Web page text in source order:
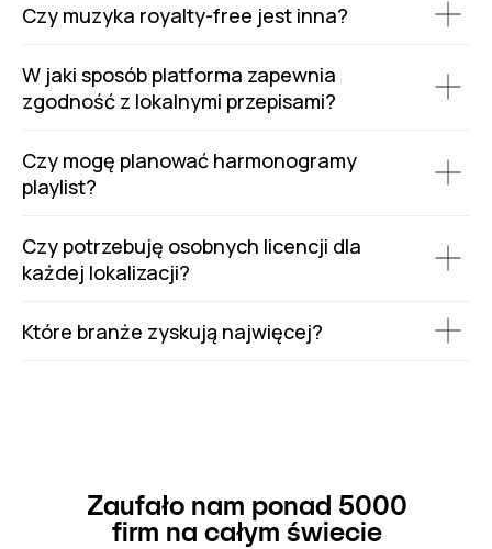
Czy muzyka royalty-free jest inna?
W jaki sposób platforma zapewnia
zgodność z lokalnymi przepisami?
Czy mogę planować harmonogramy
playlist?
Czy potrzebuję osobnych licencji dla
każdej lokalizacji?
Które branże zyskują najwięcej?
Zaufało nam ponad 5000
firm na całym świecie